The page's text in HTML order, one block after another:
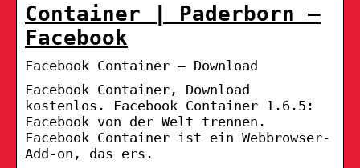
Container | Paderborn –
Facebook
Facebook Container – Download
Facebook Container, Download
kostenlos. Facebook Container 1.6.5:
Facebook von der Welt trennen.
Facebook Container ist ein Webbrowser-
Add-on, das ers.